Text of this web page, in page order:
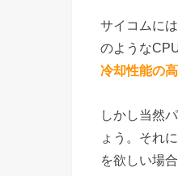
サイコムに
のような
冷却性能の
しかし当然
ょう。それ
を欲しい場